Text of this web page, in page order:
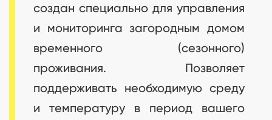
создан специально для управления
и мониторинга загородным домом
временного (сезонного)
проживания. Позволяет
поддерживать необходимую среду
и температуру в период вашего